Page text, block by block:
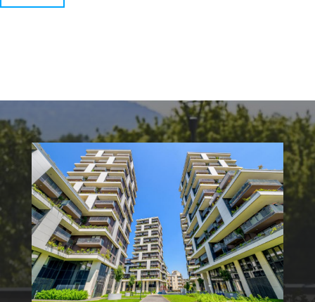
REFERENCIÁK
Kiemelkedő